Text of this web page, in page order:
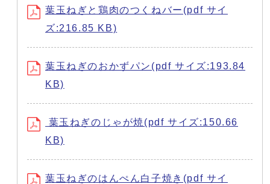
葉玉ねぎと鶏肉のつくねバー(pdf サイ
ズ:216.85 KB)
葉玉ねぎのおかずパン(pdf サイズ:193.84
KB)
葉玉ねぎのじゃが焼(pdf サイズ:150.66
KB)
葉玉ねぎのはんぺん白子焼き(pdf サイ